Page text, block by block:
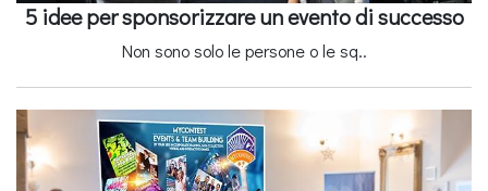
5 idee per sponsorizzare un evento di successo
Non sono solo le persone o le sq..